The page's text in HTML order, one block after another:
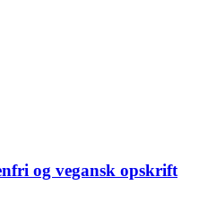
og vegansk opskrift